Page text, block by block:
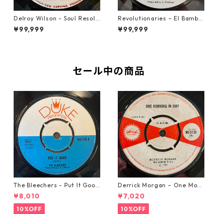
Delroy Wilson - Soul Resolu
tion【7-21935】
¥99,999
Revolutionaries – El Bamba
【7-21855】
¥99,999
セール中の商品
The Bleechers - Put It Good
【7-21637】
¥8,010
10%OFF
Derrick Morgan – One Morn
ing In May【7-21653】
¥7,020
10%OFF